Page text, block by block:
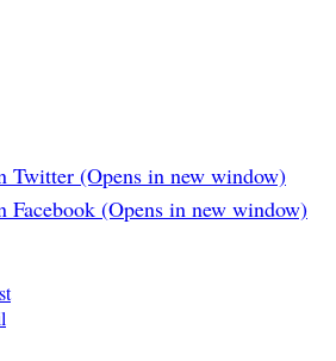
Twitter (Opens in new window)
Facebook (Opens in new window)